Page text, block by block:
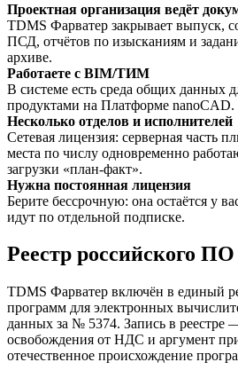
Проектная организация ведёт
TDMS Фарватер закрывает выпуск,
ПСД, отчётов по изысканиям и
архиве.
Работаете с BIM/ТИМ
В системе есть среда общих данных
продуктами на Платформе nanoCAD.
Несколько отделов и исполнителей
Сетевая лицензия: серверная часть
места по числу одновременно
загрузки «план-факт».
Нужна постоянная лицензия
Берите бессрочную: она остаётся у
идут по отдельной подписке.
Реестр российского ПО
TDMS Фарватер включён в единый
программ для электронных
данных за № 5374. Запись в реестре
освобождения от НДС и аргумент при
отечественное происхождение